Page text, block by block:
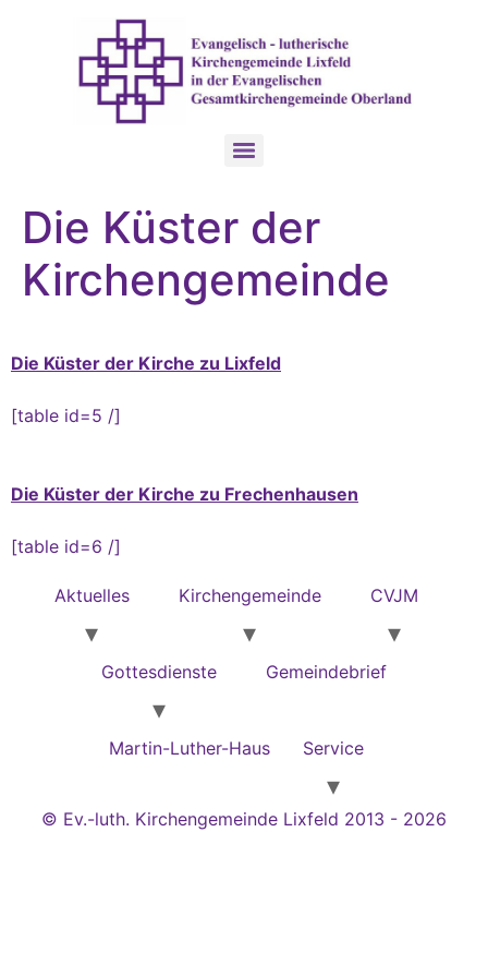
Die Küster der
Kirchengemeinde
Die Küster der Kirche zu Lixfeld
[table id=5 /]
Die Küster der Kirche zu Frechenhausen
[table id=6 /]
Aktuelles Kirchengemeinde CVJM
Gottesdienste Gemeindebrief
Martin-Luther-Haus Service
© Ev.-luth. Kirchengemeinde Lixfeld 2013 - 2026